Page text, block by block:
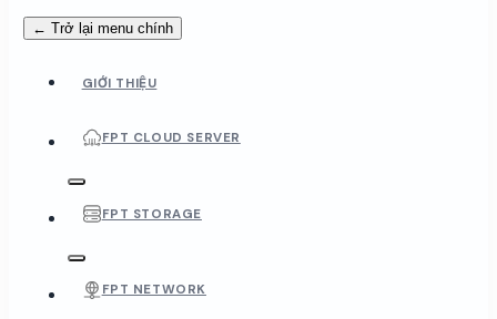
← Trở lại menu chính
GIỚI THIỆU
FPT CLOUD SERVER
FPT STORAGE
FPT NETWORK